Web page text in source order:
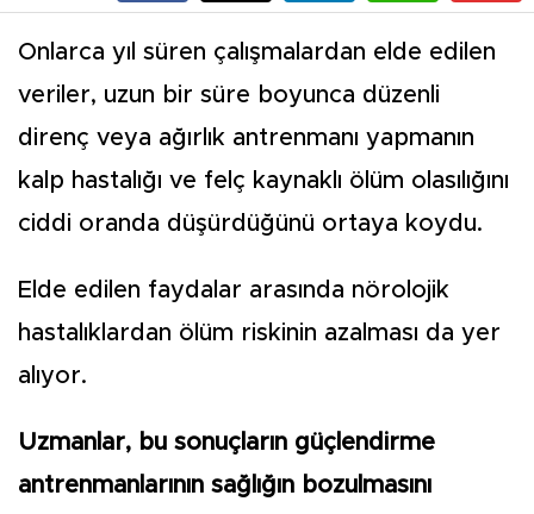
Onlarca yıl süren çalışmalardan elde edilen
veriler, uzun bir süre boyunca düzenli
direnç veya ağırlık antrenmanı yapmanın
kalp hastalığı ve felç kaynaklı ölüm olasılığını
ciddi oranda düşürdüğünü ortaya koydu.
Elde edilen faydalar arasında nörolojik
hastalıklardan ölüm riskinin azalması da yer
alıyor.
Uzmanlar, bu sonuçların güçlendirme
antrenmanlarının sağlığın bozulmasını